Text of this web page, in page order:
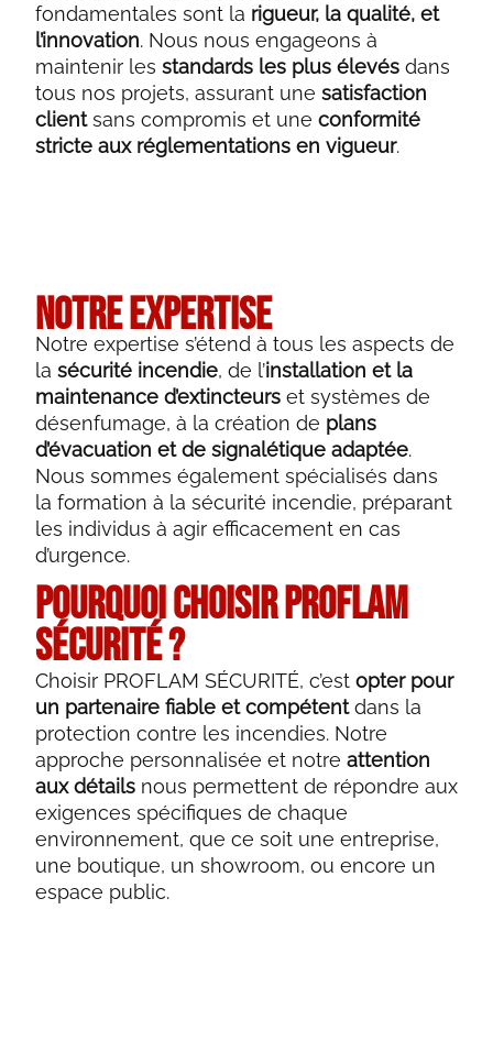
fondamentales sont la rigueur, la qualité, et
l’innovation. Nous nous engageons à
maintenir les standards les plus élevés dans
tous nos projets, assurant une satisfaction
clientsans compromis et une conformité
stricte aux réglementations en vigueur.
Notre Expertise
Notre expertise s’étend à tous les aspects de
la sécurité incendie, de l’installation et la
maintenance d’extincteurs et systèmes de
désenfumage, à la création de plans
d’évacuation et de signalétique adaptée.
Nous sommes également spécialisés dans
la formation à la sécurité incendie, préparant
les individus à agir efficacement en cas
d’urgence.
Pourquoi Choisir PROFLAM
SÉCURITÉ ?
Choisir PROFLAM SÉCURITÉ, c’est opter pour
un partenaire fiable et compétentdans la
protection contre les incendies. Notre
approche personnalisée et notre attention
aux détails nous permettent de répondre aux
exigences spécifiques de chaque
environnement, que ce soit une entreprise,
une boutique, un showroom, ou encore un
espace public.